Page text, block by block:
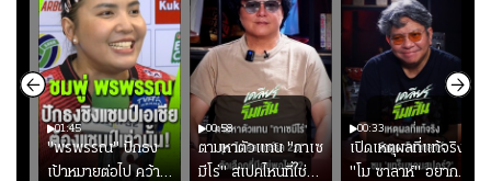
01:45
"พรพรรณ" ปักธง
เป้าหมายต่อไป คว้า
00:58
ตามหาตัวแทน "กาเซ
มีโร่" สเปคไหนที่ใช่
00:33
เปิดเหตุผลที่แท้จริงที่
"โม ซาลาห์" อยาก